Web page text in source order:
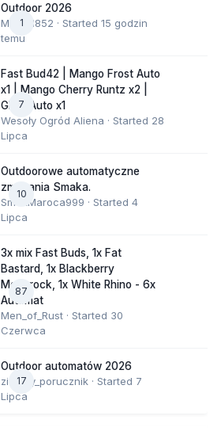
1
Outdoor 2026
Marcel852 · Started 15 godzin
temu
7
Fast Bud42 | Mango Frost Auto
x1 | Mango Cherry Runtz x2 |
GMO Auto x1
Wesoły Ogród Aliena · Started 28
Lipca
10
Outdoorowe automatyczne
zmagania Smaka.
SmakMaroca999 · Started 4
Lipca
87
3x mix Fast Buds, 1x Fat
Bastard, 1x Blackberry
Moonrock, 1x White Rhino - 6x
Automat
Men_of_Rust · Started 30
Czerwca
17
Outdoor automatów 2026
zielony_porucznik · Started 7
Lipca